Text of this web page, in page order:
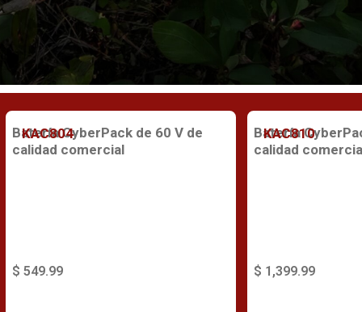
KAC804
Batería CyberPack de 60 V de
calidad comercial
$ 549.99
KAC810
Batería
calidad
$ 1,399.99